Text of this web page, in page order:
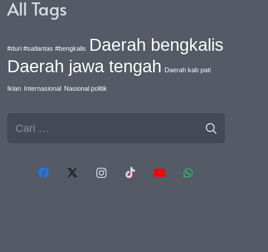
All Tags
#duri #satlantas #bengkalis
Daerah bengkalis
Daerah jawa tengah Daerah kab pati
Iklan Internasional Nasional politik